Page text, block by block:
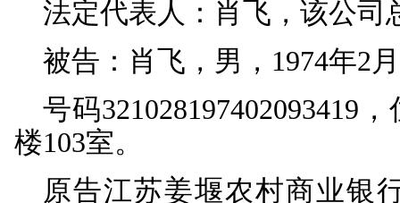
被告：姜桂良，男
区。
被告：缪鞋林，女，
区。